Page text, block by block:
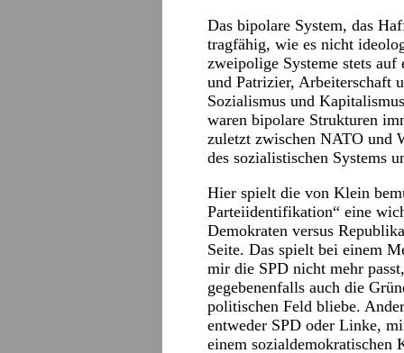
Das bipolare System, das
tragfähig, wie es nicht
zweipolige Systeme stets
und Patrizier, Arbeiterschaft
Sozialismus und
waren bipolare Strukturen
zuletzt zwischen NATO und
des sozialistischen Systems
Hier spielt die von Klein
Parteiidentifikation“ eine
Demokraten versus
Seite. Das spielt bei einem
mir die SPD nicht mehr
gegebenenfalls auch die
politischen Feld bliebe.
entweder SPD oder Linke,
einem sozialdemokratischen